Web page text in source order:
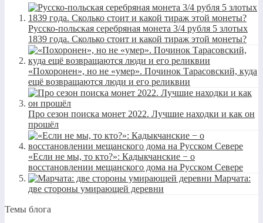
Русско-польская серебряная монета 3/4 рубля 5 злотых
1839 года. Сколько стоит и какой тираж этой монеты?
«Похоронен», но не «умер». Починок Тарасовский, куда
ещё возвращаются люди и его реликвии
Про сезон поиска монет 2022. Лучшие находки и как он
прошёл
«Если не мы, то кто?»: Кадыкчанские − о
восстановлении мещанского дома на Русском Севере
Марчата:
две стороны умирающей деревни
Темы блога